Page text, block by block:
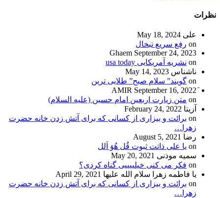
نظرات
علی May 18, 2024
on رفع سریع تبخال
Ghaem September 24, 2023
on نشریه آمریکایی usa today
ناشناس May 14, 2023
on گویند” سلام صبح” طلایی ترین
September 16, 2022
on متن زیارت اربعین امام حسین (علیه السلام)
آزیتا February 24, 2022
on برائت و بیزاری از کسانی که برای آتش زدن خانه حضرت
زهرا…
رضا August 5, 2021
on یا علی ذاتت ثبوت قُل هُوَ اَلل
سمیه موذنی May 20, 2021
on فکر می کنی خیلییییی گناه کردی؟
یا فاطمه زهرا سلام الله علیها April 29, 2021
on برائت و بیزاری از کسانی که برای آتش زدن خانه حضرت
زهرا…